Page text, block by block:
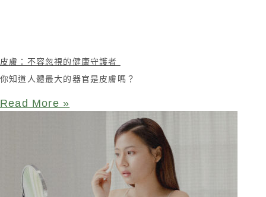
皮膚：不容忽視的健康守護者
你知道人體最大的器官是皮膚嗎？
Read More »